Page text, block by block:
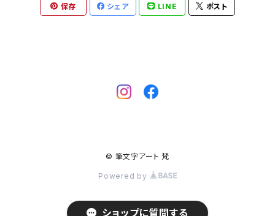
保存 シェア LINE ポスト
© 筆文字アート 梵
Powered by
ショップに質問する